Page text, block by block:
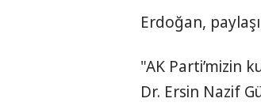
Erdoğan,
"AK Parti’mizin
Dr. Ersin Nazif